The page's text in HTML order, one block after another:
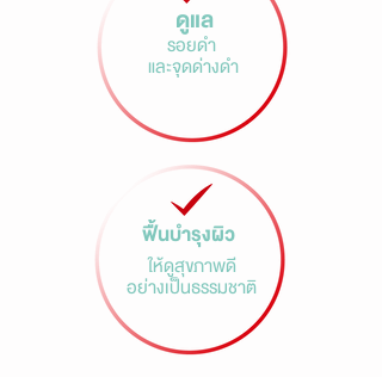
ดูแล
รอยดำ
และจุดด่างดำ
ฟื้นบำรุงผิว
ให้ดูสุขภาพดี
อย่างเป็นธรรมชาติ